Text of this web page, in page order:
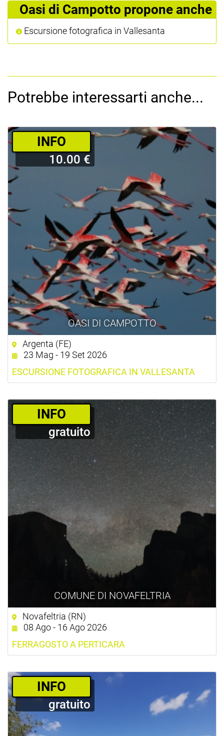
Oasi di Campotto propone anche
Escursione fotografica in Vallesanta
Potrebbe interessarti anche...
OASI DI CAMPOTTO
­INFO
10.00 €
Argenta (FE)
23 Mag - 19 Set 2026
ESCURSIONE FOTOGRAFICA IN VALLESANTA
COMUNE DI NOVAFELTRIA
­INFO
gratuito
Novafeltria (RN)
08 Ago - 16 Ago 2026
FERRAGOSTO A PERTICARA
­INFO
gratuito